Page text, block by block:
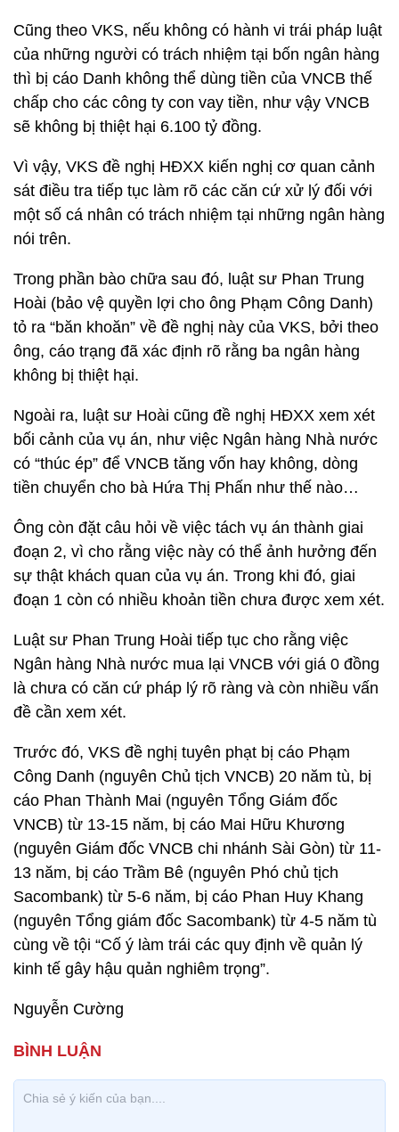
Cũng theo VKS, nếu không có hành vi trái pháp luật
của những người có trách nhiệm tại bốn ngân hàng
thì bị cáo Danh không thể dùng tiền của VNCB thế
chấp cho các công ty con vay tiền, như vậy VNCB
sẽ không bị thiệt hại 6.100 tỷ đồng.
Vì vậy, VKS đề nghị HĐXX kiến nghị cơ quan cảnh
sát điều tra tiếp tục làm rõ các căn cứ xử lý đối với
một số cá nhân có trách nhiệm tại những ngân hàng
nói trên.
Trong phần bào chữa sau đó, luật sư Phan Trung
Hoài (bảo vệ quyền lợi cho ông Phạm Công Danh)
tỏ ra “băn khoăn” về đề nghị này của VKS, bởi theo
ông, cáo trạng đã xác định rõ rằng ba ngân hàng
không bị thiệt hại.
Ngoài ra, luật sư Hoài cũng đề nghị HĐXX xem xét
bối cảnh của vụ án, như việc Ngân hàng Nhà nước
có “thúc ép” để VNCB tăng vốn hay không, dòng
tiền chuyển cho bà Hứa Thị Phấn như thế nào…
Ông còn đặt câu hỏi về việc tách vụ án thành giai
đoạn 2, vì cho rằng việc này có thể ảnh hưởng đến
sự thật khách quan của vụ án. Trong khi đó, giai
đoạn 1 còn có nhiều khoản tiền chưa được xem xét.
Luật sư Phan Trung Hoài tiếp tục cho rằng việc
Ngân hàng Nhà nước mua lại VNCB với giá 0 đồng
là chưa có căn cứ pháp lý rõ ràng và còn nhiều vấn
đề cần xem xét.
Trước đó, VKS đề nghị tuyên phạt bị cáo Phạm
Công Danh (nguyên Chủ tịch VNCB) 20 năm tù, bị
cáo Phan Thành Mai (nguyên Tổng Giám đốc
VNCB) từ 13-15 năm, bị cáo Mai Hữu Khương
(nguyên Giám đốc VNCB chi nhánh Sài Gòn) từ 11-
13 năm, bị cáo Trầm Bê (nguyên Phó chủ tịch
Sacombank) từ 5-6 năm, bị cáo Phan Huy Khang
(nguyên Tổng giám đốc Sacombank) từ 4-5 năm tù
cùng về tội “Cố ý làm trái các quy định về quản lý
kinh tế gây hậu quản nghiêm trọng”.
Nguyễn Cường